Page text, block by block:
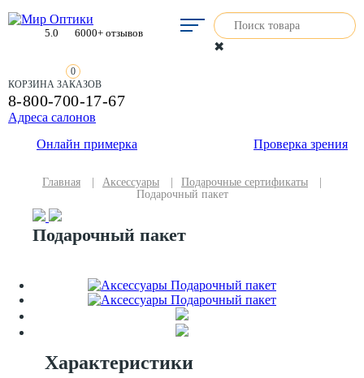
5.0 6000+ отзывов
8-800-700-17-67
Адреса салонов
0
КОРЗИНА ЗАКАЗОВ
✖
Онлайн примерка Проверка зрения
Главная Аксессуары Подарочные сертификаты
Подарочный пакет
Подарочный пакет
Характеристики